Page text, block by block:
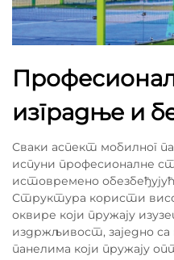
изградње и
Сваки аспект мобилног
испуни професионалне
истовремено
Структура користи
оквире који пружају
издржљивост, заједно
панелима који пружају